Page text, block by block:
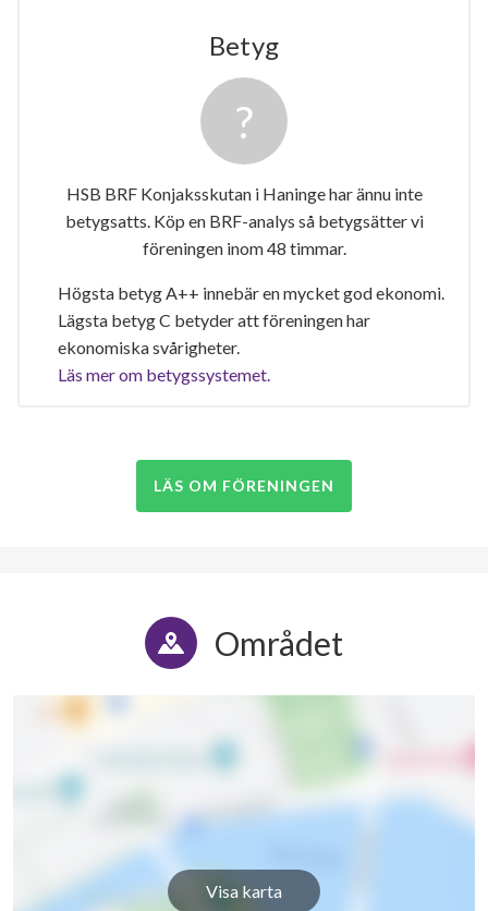
Betyg
HSB BRF Konjaksskutan i Haninge har ännu inte
betygsatts. Köp en BRF-analys så betygsätter vi
föreningen inom 48 timmar.
Högsta betyg A++ innebär en mycket god ekonomi.
Lägsta betyg C betyder att föreningen har
ekonomiska svårigheter.
Läs mer om betygssystemet.
LÄS OM FÖRENINGEN
Området
Visa karta